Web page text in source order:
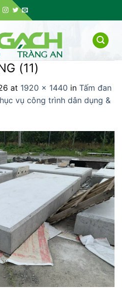
(11)
at 1920 × 1440 in Tấm đan
vụ công trình dân dụng &